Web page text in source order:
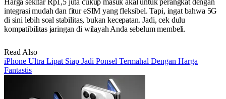
Harga sekitar Rp1,5 juta cukup masuk akal untuk perangkat dengan
integrasi mudah dan fitur eSIM yang fleksibel. Tapi, ingat bahwa 5G
di sini lebih soal stabilitas, bukan kecepatan. Jadi, cek dulu
kompatibilitas jaringan di wilayah Anda sebelum membeli.
Read Also
iPhone Ultra Lipat Siap Jadi Ponsel Termahal Dengan Harga
Fantastis